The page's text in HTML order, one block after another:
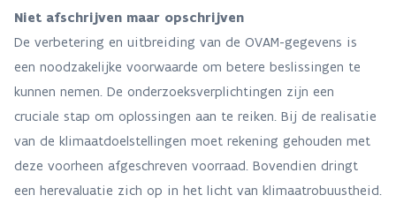
Niet afschrijven maar opschrijven
De verbetering en uitbreiding van de OVAM-gegevens is
een noodzakelijke voorwaarde om betere beslissingen te
kunnen nemen. De onderzoeksverplichtingen zijn een
cruciale stap om oplossingen aan te reiken. Bij de realisatie
van de klimaatdoelstellingen moet rekening gehouden met
deze voorheen afgeschreven voorraad. Bovendien dringt
een herevaluatie zich op in het licht van klimaatrobuustheid.